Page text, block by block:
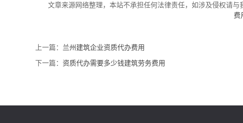
文章来源网络整理，本站不承担任何法律责任，如涉及侵权请与
费
上一篇： 兰州建筑企业资质代办费用
下一篇： 资质代办需要多少钱建筑劳务费用